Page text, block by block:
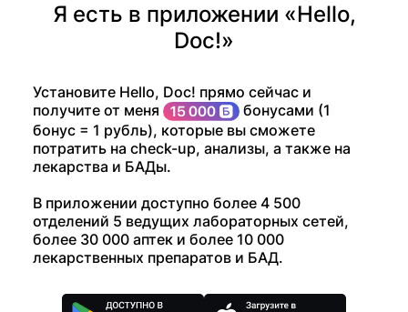
Я есть в приложении «Hello,
Doc!»
Установите Hello, Doc! прямо сейчас и
получите от меня
бонусами (1
бонус = 1 рубль), которые вы сможете
потратить на check-up, анализы, а также на
лекарства и БАДы.
В приложении доступно более 4 500
отделений 5 ведущих лабораторных сетей,
более 30 000 аптек и более 10 000
лекарственных препаратов и БАД.